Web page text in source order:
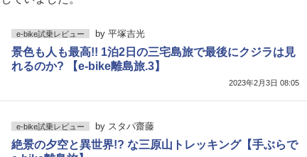
e-bike試乗レビュー by 平塚吉光
景色も人も最高!! 1泊2日の三宅島旅で最後にクジラは見
れるのか? 【e-bike離島旅.3】
2023年2月3日 08:05
e-bike試乗レビュー by スタパ齋藤
絶景の夕空と異世界!? な三原山トレッキング【手ぶらで